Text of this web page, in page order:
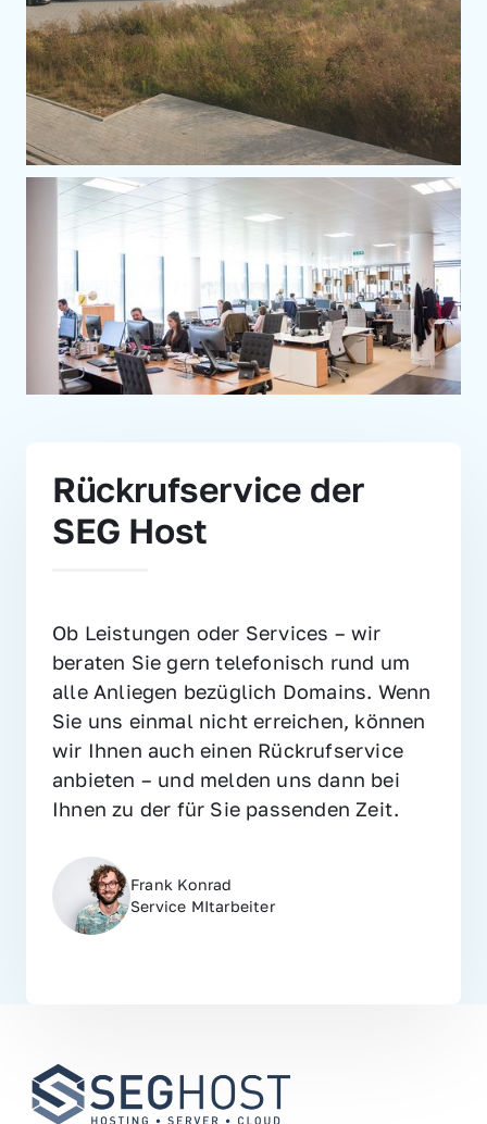
Rückrufservice der
SEG Host
Ob Leistungen oder Services – wir
beraten Sie gern telefonisch rund um
alle Anliegen bezüglich Domains. Wenn
Sie uns einmal nicht erreichen, können
wir Ihnen auch einen Rückrufservice
anbieten – und melden uns dann bei
Ihnen zu der für Sie passenden Zeit.
Frank Konrad
Service MItarbeiter